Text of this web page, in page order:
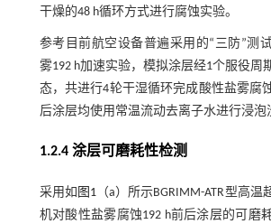
干燥的48 h循环方式进行腐蚀实验。
参考目前航空设备普遍采用的“三防”测
雾192 h加速实验，模拟涂层经1个服役周
态，共进行4轮干湿循环完成酸性盐雾腐
后涂层均使用常温流动去离子水进行浸泡
1.2.4 涂层可磨耗性检测
采用如 图1（a）所示BGRIMM-ATR型高温
机对酸性盐雾腐蚀192 h前后涂层的可磨